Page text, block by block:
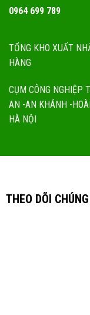
0964 699 789
TỔNG KHO XUẤT
HÀNG
CỤM CÔNG NGHIỆP
AN -AN KHÁNH -
HÀ NỘI
THEO DÕI